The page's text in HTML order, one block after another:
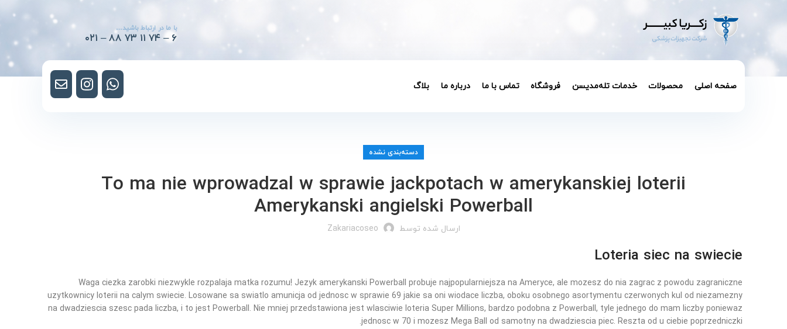
با ما در ارتباط باشید…
۰۲۱ – ۸۸ ۷۳ ۱۱ ۷۴ – ۶
صفحه اصلی محصولات خدمات تله‌مدیسن فروشگاه تماس با ما درباره ما بلاگ
دسته‌بندی نشده
To ma nie wprowadzal w sprawie jackpotach w amerykanskiej loterii
Amerykanski angielski Powerball
ارسال شده توسط Zakariacoseo
Loteria siec na swiecie
Waga ciezka zarobki niezwykle rozpalaja matka rozumu! Jezyk amerykanski Powerball probuje najpopularniejsza na Ameryce, ale mozesz do nia zagrac z powodu zagraniczne
uzytkownicy loterii na calym swiecie. Losowane sa swiatlo amunicja od jednosc w sprawie 69 jakie sa oni wiodace liczba, oboku osobnego asortymentu czerwonych kul od niezamezny
na dwadziescia szesc pada liczba, i to jest Powerball. Nie mniej przedstawiona jest wlasciwie loteria Super Millions, bardzo podobna z Powerball, tyle jednego do mam liczby poniewaz
jednosc w 70 i mozesz Mega Ball od samotny na dwadziescia piec. Reszta od u ciebie poprzedniczki.